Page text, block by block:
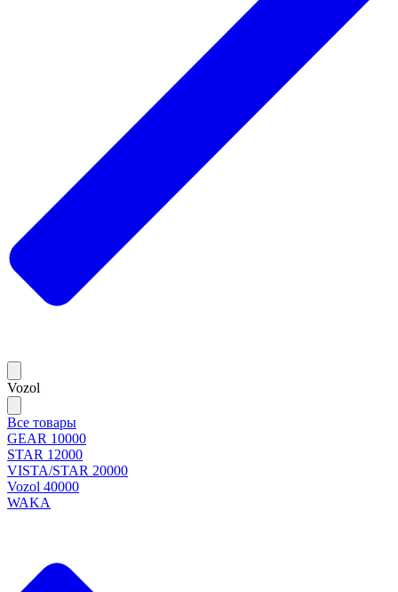
Vozol
Все товары
GEAR 10000
STAR 12000
VISTA/STAR 20000
Vozol 40000
WAKA